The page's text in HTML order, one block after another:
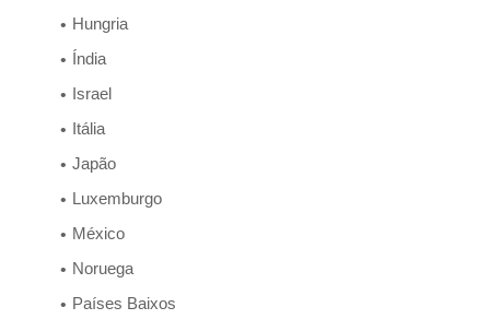
Hungria
Índia
Israel
Itália
Japão
Luxemburgo
México
Noruega
Países Baixos